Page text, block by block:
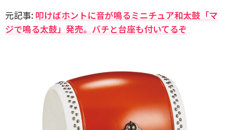
元記事: 叩けばホントに音が鳴るミニチュア和太鼓「マ
ジで鳴る太鼓」発売。バチと台座も付いてるぞ